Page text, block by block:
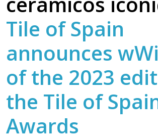
Tile of Spain
announces
of the 2023
the Tile of
Awards